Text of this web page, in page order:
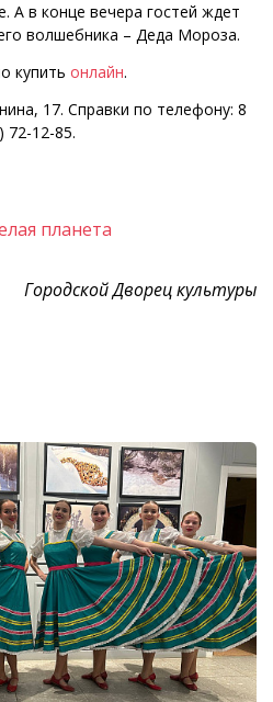
А в конце вечера гостей ждет
волшебника – Деда Мороза.
купить онлайн.
17. Справки по телефону: 8
72-12-85.
планета
Городской Дворец культуры